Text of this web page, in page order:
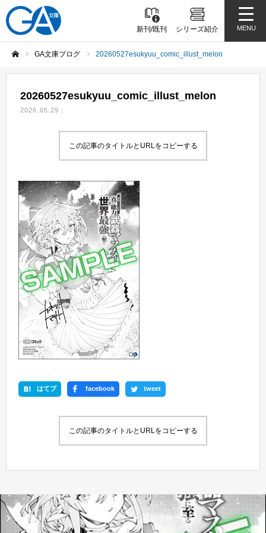
新刊/既刊 シリーズ紹介 MENU
GA文庫ブログ 20260527esukyuu_comic_illust_melon
20260527esukyuu_comic_illust_melon
2026.05.29
この記事のタイトルとURLをコピーする
はてブ facebook tweet
この記事のタイトルとURLをコピーする
新刊情報 書籍情報一覧